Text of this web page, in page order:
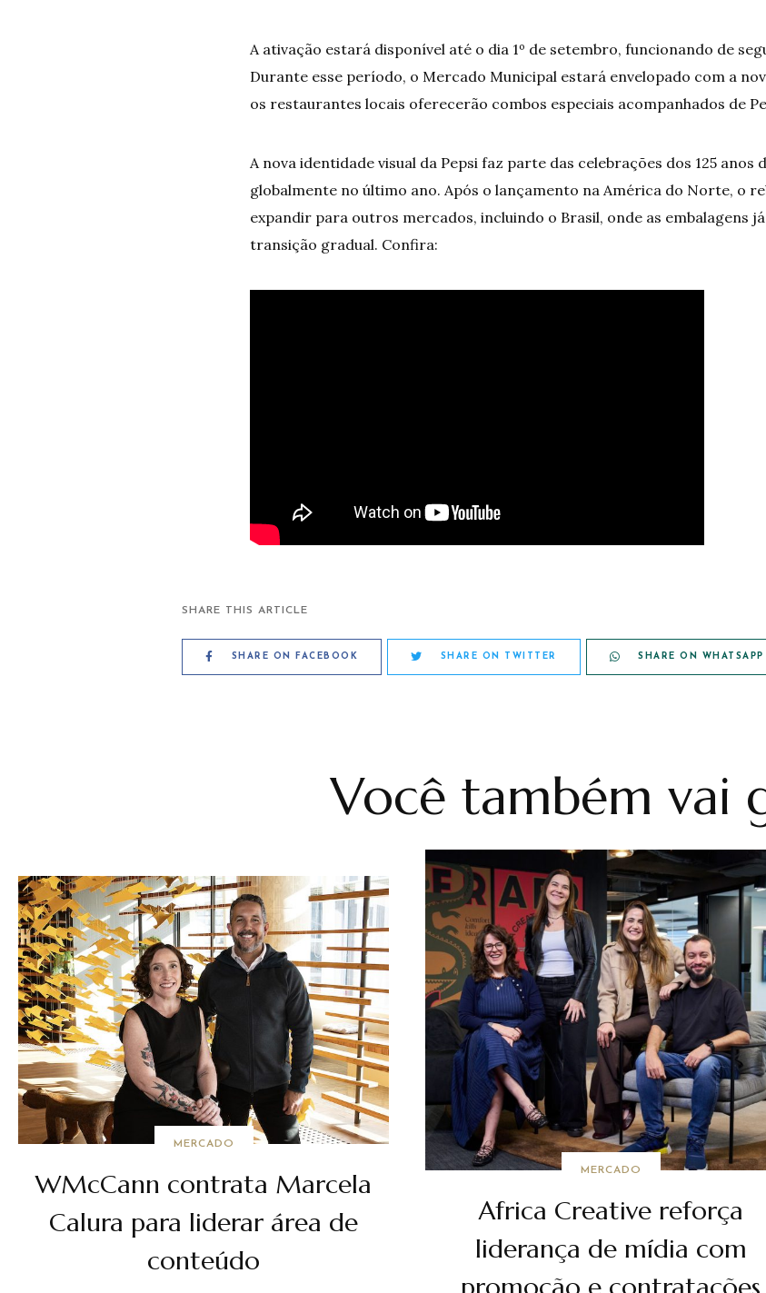
A ativação estará disponível até o dia 1º de setembro, funcionando de
Durante esse período, o Mercado Municipal estará envelopado com a
os restaurantes locais oferecerão combos especiais acompanhados de
A nova identidade visual da Pepsi faz parte das celebrações dos 125 anos
globalmente no último ano. Após o lançamento na América do Norte, o
expandir para outros mercados, incluindo o Brasil, onde as embalagens
transição gradual. Confira:
SHARE THIS ARTICLE
SHARE ON FACEBOOK SHARE ON TWITTER SHARE ON WHATSAPP
Você também vai
MERCADO
WMcCann contrata Marcela
Calura para liderar área de
conteúdo
MERCADO
Africa Creative reforça
liderança de mídia com